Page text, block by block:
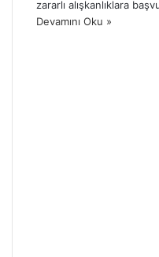
zararlı alışkanlıklara
Devamını Oku »